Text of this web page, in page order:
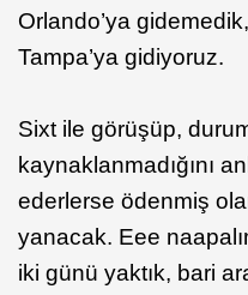
Orlando’ya
Tampa’ya gidiyoruz.
Sixt ile görüşüp,
kaynaklanmadığını
ederlerse ödenmiş
yanacak. Eee
iki günü yaktık, bari